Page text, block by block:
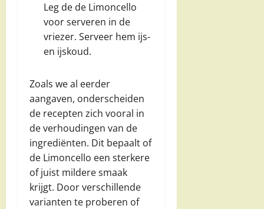
Leg de de Limoncello
voor serveren in de
vriezer. Serveer hem ijs-
en ijskoud.
Zoals we al eerder
aangaven, onderscheiden
de recepten zich vooral in
de verhoudingen van de
ingrediënten. Dit bepaalt of
de Limoncello een sterkere
of juist mildere smaak
krijgt. Door verschillende
varianten te proberen of